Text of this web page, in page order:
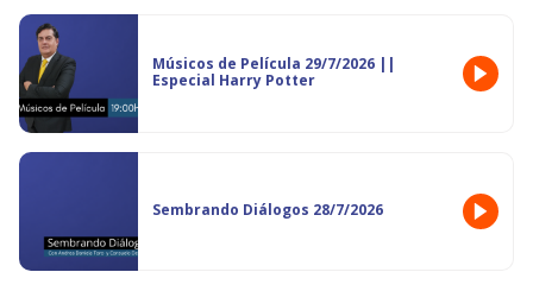
Músicos de Película 29/7/2026 ||
Especial Harry Potter
Sembrando Diálogos 28/7/2026